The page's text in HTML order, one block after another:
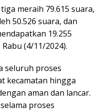
meraih 79.615 suara,
50.526 suara, dan
19.255
(4/11/2024).
seluruh proses
kecamatan hingga
aman dan lancar.
proses